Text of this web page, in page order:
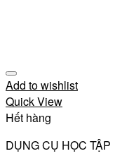
Add to wishlist
Quick View
Hết hàng
DỤNG CỤ HỌC TẬP